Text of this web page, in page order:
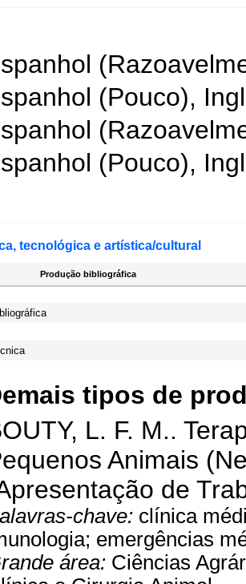
(Pouco),
(Pouco),
tecnológica e artística/cultural
Produção bibliográfica
tipos de
L. F. M..
Animais
de
chave: clínica
emergências
área: Ciências